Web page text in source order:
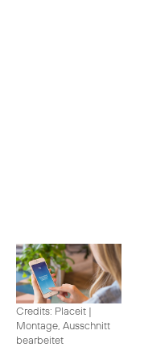
Credits: Placeit |
Montage, Ausschnitt
bearbeitet